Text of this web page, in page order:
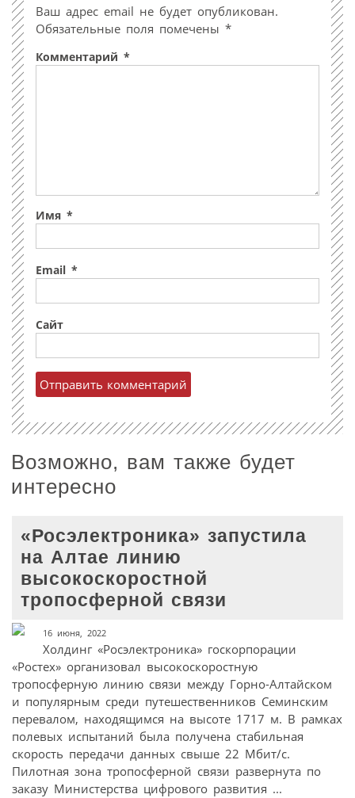
Ваш адрес email не будет опубликован.
Обязательные поля помечены *
Комментарий *
Имя *
Email *
Сайт
Возможно, вам также будет
интересно
«Росэлектроника» запустила
на Алтае линию
высокоскоростной
тропосферной связи
16 июня, 2022
Холдинг «Росэлектроника» госкорпорации
«Ростех» организовал высокоскоростную
тропосферную линию связи между Горно-Алтайском
и популярным среди путешественников Семинским
перевалом, находящимся на высоте 1717 м. В рамках
полевых испытаний была получена стабильная
скорость передачи данных свыше 22 Мбит/с.
Пилотная зона тропосферной связи развернута по
заказу Министерства цифрового развития ...